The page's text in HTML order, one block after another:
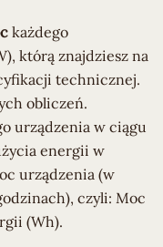
każdego
którą znajdziesz na
technicznej.
obliczeń.
urządzenia w ciągu
energii w
urządzenia (w
czyli: Moc
(Wh).